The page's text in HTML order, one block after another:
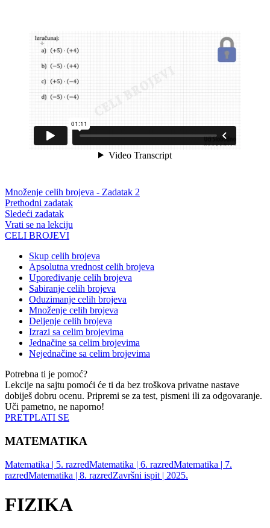
Množenje celih brojeva - Zadatak 2
Prethodni zadatak
Sledeći zadatak
Vrati se na lekciju
CELI BROJEVI
Skup celih brojeva
Apsolutna vrednost celih brojeva
Upoređivanje celih brojeva
Sabiranje celih brojeva
Oduzimanje celih brojeva
Množenje celih brojeva
Deljenje celih brojeva
Izrazi sa celim brojevima
Jednačine sa celim brojevima
Nejednačine sa celim brojevima
Potrebna ti je pomoć?
Lekcije na sajtu pomoći će ti da bez troškova privatne nastave
dobiješ dobru ocenu. Pripremi se za test, pismeni ili za odgovaranje.
Uči pametno, ne naporno!
PRETPLATI SE
MATEMATIKA
Matematika | 5. razredMatematika | 6. razredMatematika | 7.
razredMatematika | 8. razredZavršni ispit | 2025.
FIZIKA